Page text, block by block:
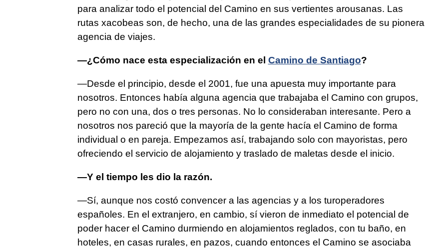
para analizar todo el potencial del Camino en sus vertientes arousanas. Las
rutas xacobeas son, de hecho, una de las grandes especialidades de su pionera
agencia de viajes.
—¿Cómo nace esta especialización en el Camino de Santiago?
—Desde el principio, desde el 2001, fue una apuesta muy importante para
nosotros. Entonces había alguna agencia que trabajaba el Camino con grupos,
pero no con una, dos o tres personas. No lo consideraban interesante. Pero a
nosotros nos pareció que la mayoría de la gente hacía el Camino de forma
individual o en pareja. Empezamos así, trabajando solo con mayoristas, pero
ofreciendo el servicio de alojamiento y traslado de maletas desde el inicio.
—Y el tiempo les dio la razón.
—Sí, aunque nos costó convencer a las agencias y a los turoperadores
españoles. En el extranjero, en cambio, sí vieron de inmediato el potencial de
poder hacer el Camino durmiendo en alojamientos reglados, con tu baño, en
hoteles, en casas rurales, en pazos, cuando entonces el Camino se asociaba